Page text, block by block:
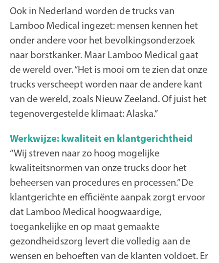
Ook in Nederland worden de trucks van
Lamboo Medical ingezet: mensen kennen het
onder andere voor het bevolkingsonderzoek
naar borstkanker. Maar Lamboo Medical gaat
de wereld over. “Het is mooi om te zien dat onze
trucks verscheept worden naar de andere kant
van de wereld, zoals Nieuw Zeeland. Of juist het
tegenovergestelde klimaat: Alaska.”
Werkwijze: kwaliteit en klantgerichtheid
“Wij streven naar zo hoog mogelijke
kwaliteitsnormen van onze trucks door het
beheersen van procedures en processen.” De
klantgerichte en efficiënte aanpak zorgt ervoor
dat Lamboo Medical hoogwaardige,
toegankelijke en op maat gemaakte
gezondheidszorg levert die volledig aan de
wensen en behoeften van de klanten voldoet. Er